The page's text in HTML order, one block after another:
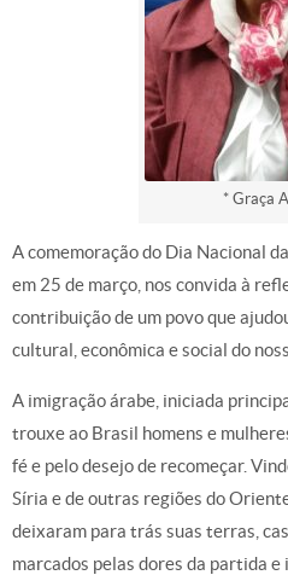
* Graça
A comemoração do Dia Nacional
em 25 de março, nos convida à
contribuição de um povo que
cultural, econômica e social do
A imigração árabe, iniciada
trouxe ao Brasil homens e
fé e pelo desejo de recomeçar.
Síria e de outras regiões do
deixaram para trás suas terras,
marcados pelas dores da partida